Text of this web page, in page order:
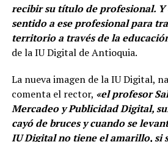
recibir su título de profesional. Y
sentido a ese profesional para
territorio a través de la
de la IU Digital de Antioquia.
La nueva imagen de la IU Digital,
comenta el rector, «el profesor
Mercadeo y Publicidad Digital,
cayó de bruces y cuando se
IU Digital no tiene el amarillo, si